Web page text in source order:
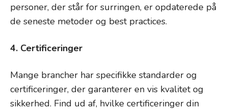
personer, der står for surringen, er opdaterede på
de seneste metoder og best practices.
4. Certificeringer
Mange brancher har specifikke standarder og
certificeringer, der garanterer en vis kvalitet og
sikkerhed. Find ud af, hvilke certificeringer din